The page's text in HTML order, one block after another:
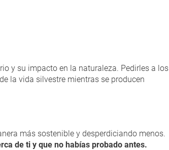
y su impacto en la naturaleza. Pedirles a los
la vida silvestre mientras se producen
más sostenible y desperdiciando menos.
de ti y que no habías probado antes.